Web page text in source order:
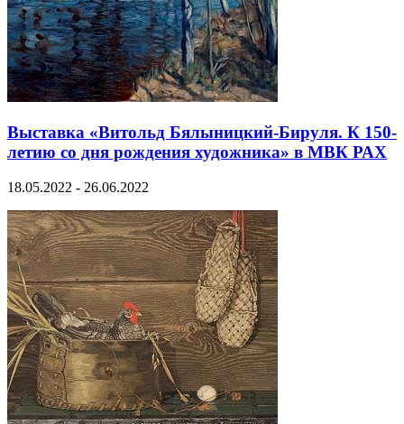
Выставка «Витольд Бялыницкий-Бируля. К 150-
летию со дня рождения художника» в МВК РАХ
18.05.2022 - 26.06.2022